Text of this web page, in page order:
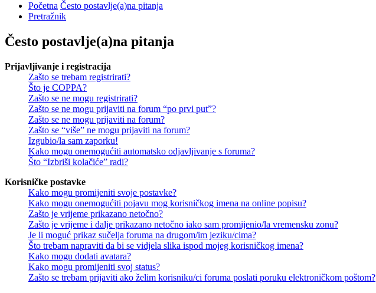
Početna Često postavlje(a)na pitanja
Pretražnik
Često postavlje(a)na pitanja
Prijavljivanje i registracija
Zašto se trebam registrirati?
Što je COPPA?
Zašto se ne mogu registrirati?
Zašto se ne mogu prijaviti na forum “po prvi put”?
Zašto se ne mogu prijaviti na forum?
Zašto se “više” ne mogu prijaviti na forum?
Izgubio/la sam zaporku!
Kako mogu onemogućiti automatsko odjavljivanje s foruma?
Što “Izbriši kolačiće” radi?
Korisničke postavke
Kako mogu promijeniti svoje postavke?
Kako mogu onemogućiti pojavu mog korisničkog imena na online popisu?
Zašto je vrijeme prikazano netočno?
Zašto je vrijeme i dalje prikazano netočno iako sam promijenio/la vremensku zonu?
Je li moguć prikaz sučelja foruma na drugom/im jeziku/cima?
Što trebam napraviti da bi se vidjela slika ispod mojeg korisničkog imena?
Kako mogu dodati avatara?
Kako mogu promijeniti svoj status?
Zašto se trebam prijaviti ako želim korisniku/ci foruma poslati poruku elektroničkom poštom?